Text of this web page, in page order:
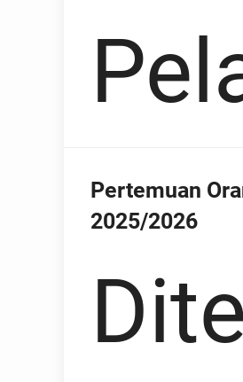
Pertemuan
2025/2026